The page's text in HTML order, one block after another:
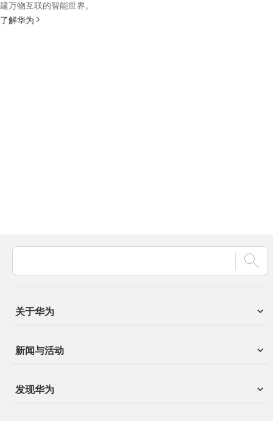
建万物互联的智能世界。
了解华为
关于华为
新闻与活动
发现华为